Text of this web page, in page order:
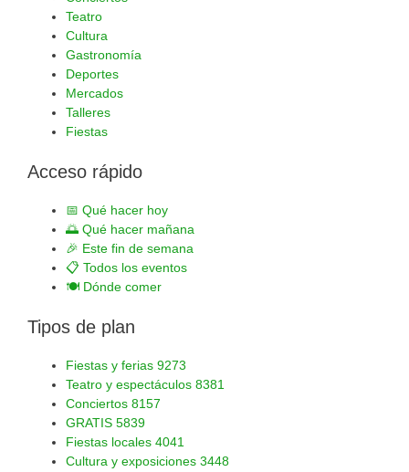
Teatro
Cultura
Gastronomía
Deportes
Mercados
Talleres
Fiestas
Acceso rápido
📅 Qué hacer hoy
🌅 Qué hacer mañana
🎉 Este fin de semana
📋 Todos los eventos
🍽️ Dónde comer
Tipos de plan
Fiestas y ferias 9273
Teatro y espectáculos 8381
Conciertos 8157
GRATIS 5839
Fiestas locales 4041
Cultura y exposiciones 3448